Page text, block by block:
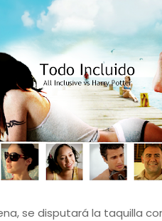
se disputará la taquilla